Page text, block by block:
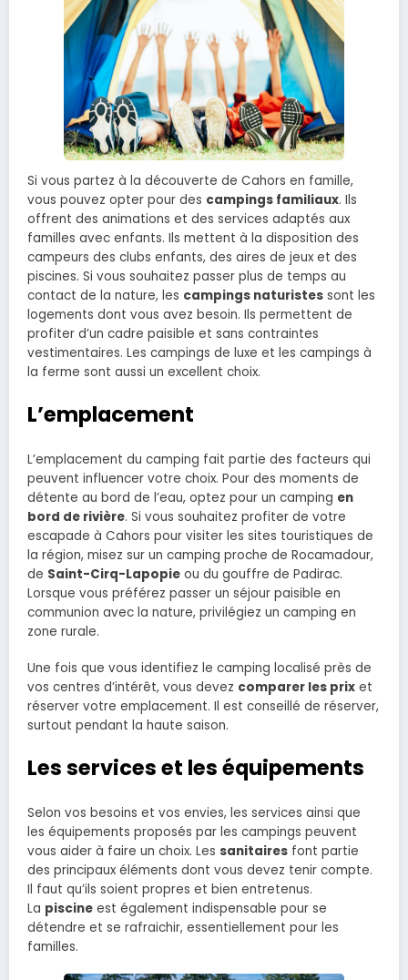
Si vous partez à la découverte de Cahors en famille,
vous pouvez opter pour des campings familiaux. Ils
offrent des animations et des services adaptés aux
familles avec enfants. Ils mettent à la disposition des
campeurs des clubs enfants, des aires de jeux et des
piscines. Si vous souhaitez passer plus de temps au
contact de la nature, les campings naturistes sont les
logements dont vous avez besoin. Ils permettent de
profiter d’un cadre paisible et sans contraintes
vestimentaires. Les campings de luxe et les campings à
la ferme sont aussi un excellent choix.
L’emplacement
L’emplacement du camping fait partie des facteurs qui
peuvent influencer votre choix. Pour des moments de
détente au bord de l’eau, optez pour un camping en
bord de rivière. Si vous souhaitez profiter de votre
escapade à Cahors pour visiter les sites touristiques de
la région, misez sur un camping proche de Rocamadour,
de Saint-Cirq-Lapopie ou du gouffre de Padirac.
Lorsque vous préférez passer un séjour paisible en
communion avec la nature, privilégiez un camping en
zone rurale.
Une fois que vous identifiez le camping localisé près de
vos centres d’intérêt, vous devez comparer les prix et
réserver votre emplacement. Il est conseillé de réserver,
surtout pendant la haute saison.
Les services et les équipements
Selon vos besoins et vos envies, les services ainsi que
les équipements proposés par les campings peuvent
vous aider à faire un choix. Les sanitaires font partie
des principaux éléments dont vous devez tenir compte.
Il faut qu’ils soient propres et bien entretenus.
La piscine est également indispensable pour se
détendre et se rafraichir, essentiellement pour les
familles.